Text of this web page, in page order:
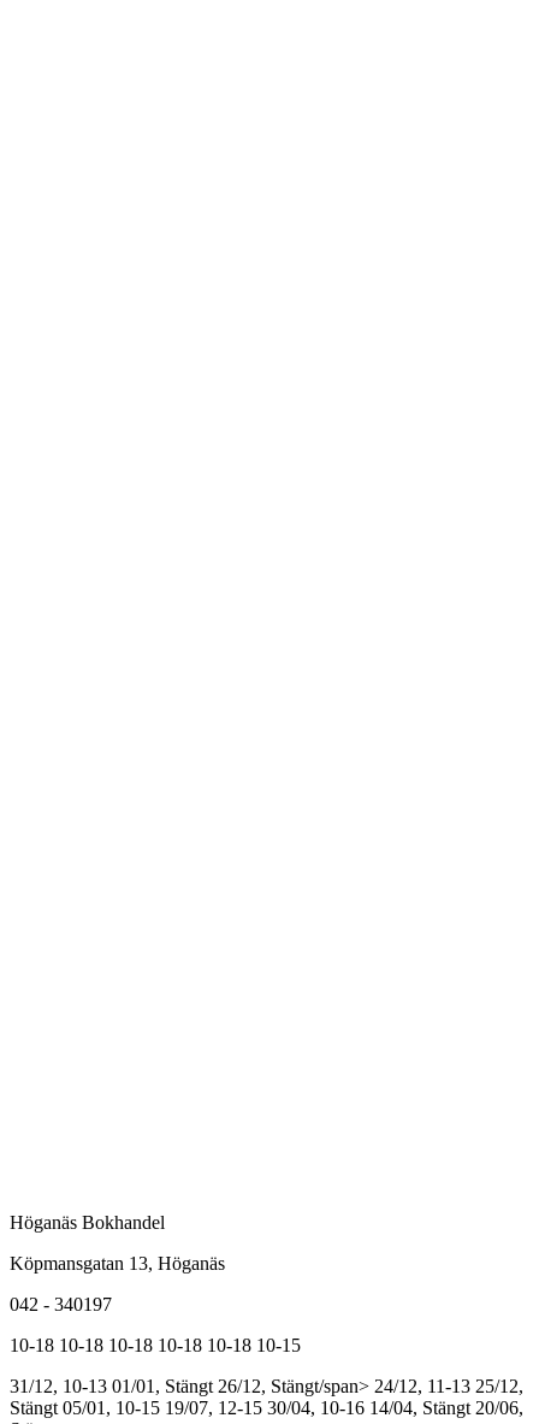
Höganäs Bokhandel
Köpmansgatan 13, Höganäs
042 - 340197
10-18 10-18 10-18 10-18 10-18 10-15
31/12, 10-13 01/01, Stängt 26/12, Stängt/span> 24/12, 11-13 25/12,
Stängt 05/01, 10-15 19/07, 12-15 30/04, 10-16 14/04, Stängt 20/06,